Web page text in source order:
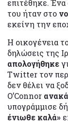
επιτέθηκε. Ένα
του ήταν στο
εκείνη την
Η οικογένεια
δηλώσεις της
απολογήθηκε
Twitter τον
δεν θέλει να
O’Connor
υπογράμμισε
ένιωθε καλά»